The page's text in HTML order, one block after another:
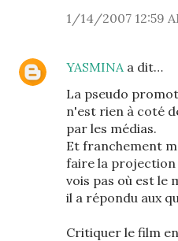
1/14/2007 12:59
YASMINAa dit…
La pseudo
n'est rien à coté
par les médias.
Et franchement
faire la projection
vois pas où est le
il a répondu aux
Critiquer le film